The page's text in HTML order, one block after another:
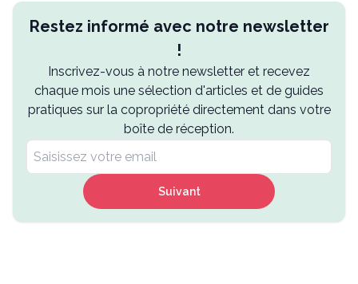
Restez informé avec notre newsletter
!
Inscrivez-vous à notre newsletter et recevez
chaque mois une sélection d'articles et de guides
pratiques sur la copropriété directement dans votre
boîte de réception.
Suivant